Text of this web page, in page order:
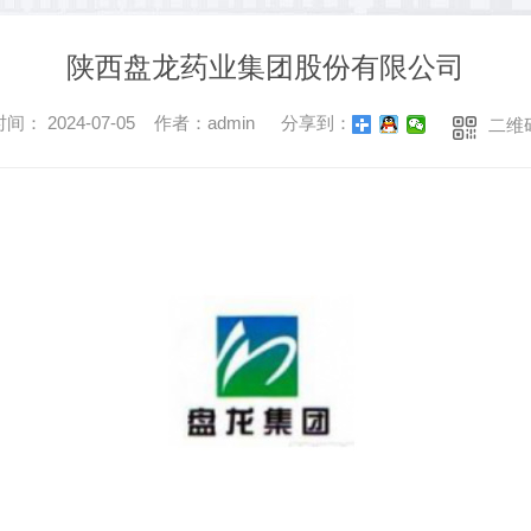
陕西盘龙药业集团股份有限公司
间： 2024-07-05 作者：admin 分享到： 二维